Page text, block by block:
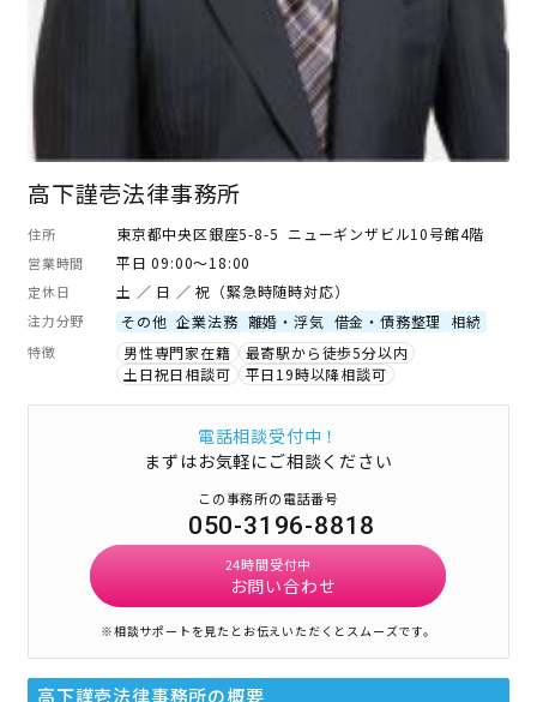
高下謹壱法律事務所
住所 東京都中央区銀座5-8-5 ニューギンザビル10号館4階
営業時間 平日 09:00～18:00
定休日 土 ／ 日 ／ 祝（緊急時随時対応）
注力分野 その他 企業法務 離婚・浮気 借金・債務整理 相続
特徴 男性専門家在籍
最寄駅から徒歩5分以内
土日祝日相談可
平日19時以降相談可
電話相談受付中！
まずはお気軽にご相談ください
この事務所の電話番号
050-3196-8818
24時間受付中
お問い合わせ
※相談サポートを見たとお伝えいただくとスムーズです。
高下謹壱法律事務所の概要